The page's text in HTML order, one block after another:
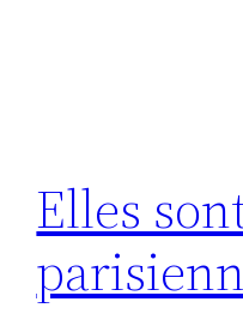
Elles